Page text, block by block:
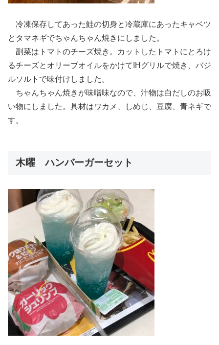
冷凍保存してあった鮭の切身と冷蔵庫にあったキャベツ
とタマネギでちゃんちゃん焼きにしました。
副菜はトマトのチーズ焼き。カットしたトマトにとろけ
るチーズとオリーブオイルをかけてIHグリルで焼き、バジ
ルソルトで味付けしました。
ちゃんちゃん焼きが味噌味なので、汁物は白だしのお吸
い物にしました。具材はワカメ、しめじ、豆腐、青ネギで
す。
木曜 ハンバーガーセット